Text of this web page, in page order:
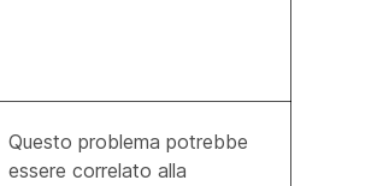
Questo problema potrebbe
essere correlato alla